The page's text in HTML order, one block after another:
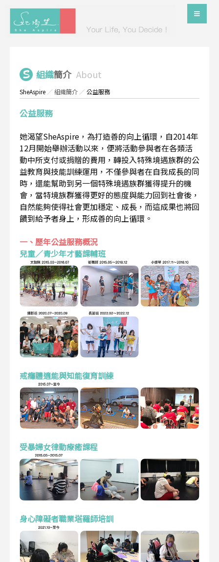
組織簡介 About
SheAspire ／組織簡介 ／公益服務
公益服務
她渴望SheAspire，為打造善的向上循環，自2014年
12月開始舉辦活動以來，便將活動參與者在各類活
動中所支付或捐贈的費用，轉投入特殊境遇族群的公
益教育與技能訓練運用，不僅參與者在自我成長的同
時，還能幫助到另一個特殊境遇族群獲得提升的機
會，當特境族群獲得更好的態度與能力回到社會後，
自然能夠使得社會更加穩定、成長，而這成果也將回
饋到給予者身上，形成善的向上循環。
一、歷年公益服務概況
兒童／青少年才藝課輔班
戒癮體適能與知能復育訓練
受暴婦女律動療癒課程
身心障礙者職業塔羅師培訓